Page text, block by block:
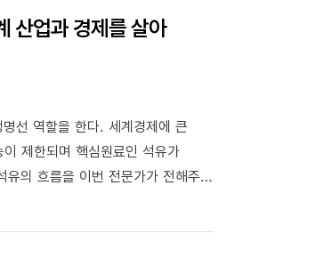
산업과 경제를 살아
선 역할을 한다. 세계경제에 큰
제한되며 핵심원료인 석유가
의 흐름을 이번 전문가가 전해주는